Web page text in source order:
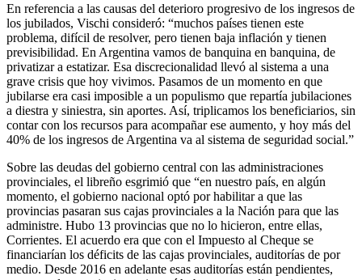
En referencia a las causas del deterioro progresivo de los ingresos de
los jubilados, Vischi consideró: “muchos países tienen este
problema, difícil de resolver, pero tienen baja inflación y tienen
previsibilidad. En Argentina vamos de banquina en banquina, de
privatizar a estatizar. Esa discrecionalidad llevó al sistema a una
grave crisis que hoy vivimos. Pasamos de un momento en que
jubilarse era casi imposible a un populismo que repartía jubilaciones
a diestra y siniestra, sin aportes. Así, triplicamos los beneficiarios, sin
contar con los recursos para acompañar ese aumento, y hoy más del
40% de los ingresos de Argentina va al sistema de seguridad social.”
Sobre las deudas del gobierno central con las administraciones
provinciales, el libreño esgrimió que “en nuestro país, en algún
momento, el gobierno nacional optó por habilitar a que las
provincias pasaran sus cajas provinciales a la Nación para que las
administre. Hubo 13 provincias que no lo hicieron, entre ellas,
Corrientes. El acuerdo era que con el Impuesto al Cheque se
financiarían los déficits de las cajas provinciales, auditorías de por
medio. Desde 2016 en adelante esas auditorías están pendientes,